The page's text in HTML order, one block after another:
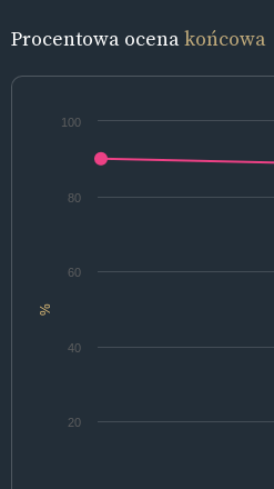
Procentowa ocenakońcowa
%
20
40
60
80
100